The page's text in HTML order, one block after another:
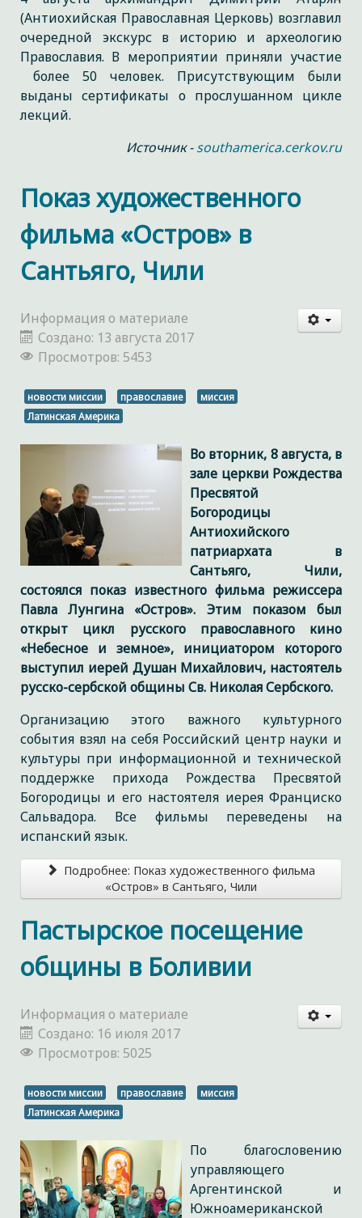
(Антиохийская Православная Церковь) возглавил
очередной экскурс в историю и археологию
Православия. В мероприятии приняли участие
более 50 человек. Присутствующим были
выданы сертификаты о прослушанном цикле
лекций.
Источник -southamerica.cerkov.ru
Показ художественного
фильма «Остров» в
Сантьяго, Чили
Информация о материале
Создано: 13 августа 2017
Просмотров: 5453
новости миссии православие
миссия
Латинская Америка
Во вторник, 8 августа, в
зале церкви Рождества
Пресвятой
Богородицы
Антиохийского
патриархата в
Сантьяго, Чили,
состоялся показ известного фильма режиссера
Павла Лунгина «Остров». Этим показом был
открыт цикл русского православного кино
«Небесное и земное», инициатором которого
выступил иерей Душан Михайлович, настоятель
русско-сербской общины Св. Николая Сербского.
Организацию этого важного культурного
события взял на себя Российский центр науки и
культуры при информационной и технической
поддержке прихода Рождества Пресвятой
Богородицы и его настоятеля иерея Франциско
Сальвадора. Все фильмы переведены на
испанский язык.
Подробнее: Показ художественного фильма
«Остров» в Сантьяго, Чили
Пастырское посещение
общины в Боливии
Информация о материале
Создано: 16 июля 2017
Просмотров: 5025
новости миссии православие
миссия
Латинская Америка
По благословению
управляющего
Аргентинской и
Южноамериканской